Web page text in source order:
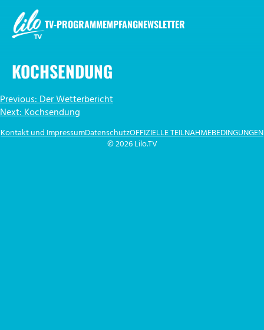
Inhalt
springen
TV-PROGRAMMEMPFANGNEWSLETTER
KOCHSENDUNG
BEITRAGSNAVIGATION
Previous:Der Wetterbericht
Next:Kochsendung
© 2026 Lilo.TV
Kontakt und ImpressumDatenschutzOFFIZIELLE TEILNAHMEBEDINGUNGEN